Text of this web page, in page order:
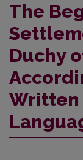
The
Duchy
Written